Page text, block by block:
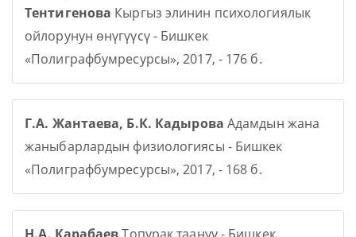
Тентигенова Кыргыз элинин психологиялык
ойлорунун өнүгүүсү - Бишкек
«Полиграфбумресурсы», 2017, - 176 б.
Г.А. Жантаева, Б.К. Кадырова Адамдын жана
жаныбарлардын физиологиясы - Бишкек
«Полиграфбумресурсы», 2017, - 168 б.